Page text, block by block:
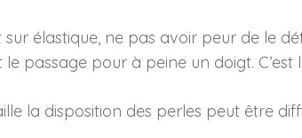
sur élastique, ne pas avoir peur de le
passage pour à peine un doigt. C’est
la disposition des perles peut être